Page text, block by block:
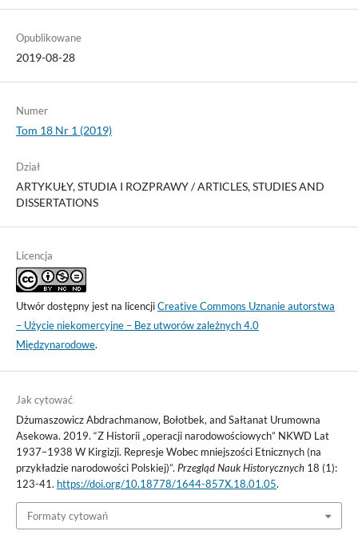
Opublikowane
2019-08-28
Numer
Tom 18 Nr 1 (2019)
Dział
ARTYKUŁY, STUDIA I ROZPRAWY / ARTICLES, STUDIES AND
DISSERTATIONS
Licencja
Utwór dostępny jest na licencjiCreative Commons Uznanie autorstwa
– Użycie niekomercyjne – Bez utworów zależnych 4.0
Międzynarodowe.
Jak cytować
Dżumaszowicz Abdrachmanow, Bołotbek, and Sałtanat Urumowna
Asekowa. 2019. “Z Historii „operacji narodowościowych” NKWD Lat
1937–1938 W Kirgizji. Represje Wobec mniejszości Etnicznych (na
przykładzie narodowości Polskiej)”. Przegląd Nauk Historycznych18 (1):
123-41. https://doi.org/10.18778/1644-857X.18.01.05.
Formaty cytowań